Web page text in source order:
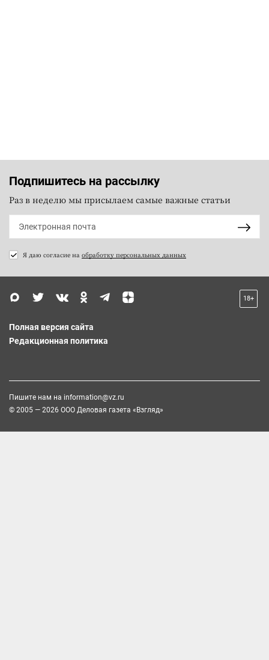
Подпишитесь на рассылку
Раз в неделю мы присылаем самые важные статьи
Я даю согласие на обработку персональных данных
18+
Полная версия сайта
Редакционная политика
Пишите нам на information@vz.ru
© 2005 — 2026 ООО Деловая газета «Взгляд»